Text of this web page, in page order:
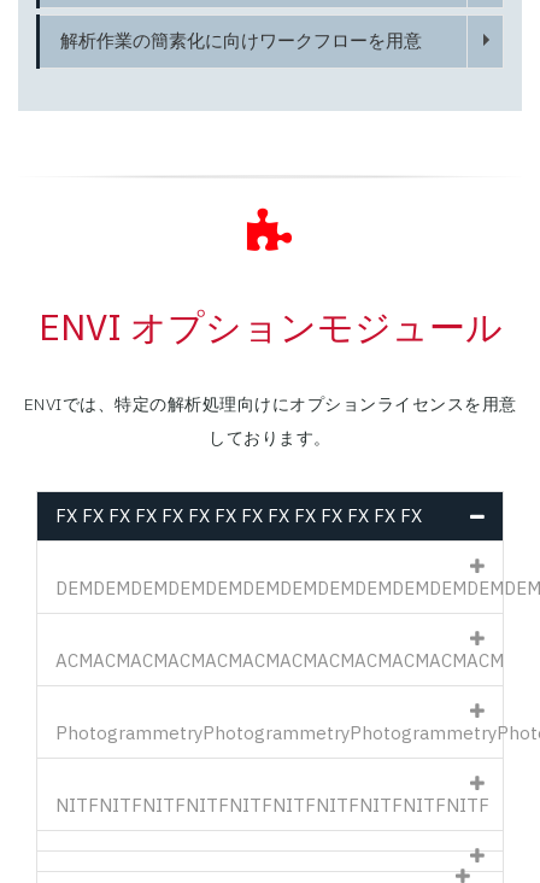
解析作業の簡素化に向けワークフローを用意
ENVI オプションモジュール
ENVIでは、特定の解析処理向けにオプションライセンスを用意
しております。
FX FX FX FX FX FX FX FX FX FX FX FX FX FX
DEMDEMDEMDEMDEMDEMDEMDEMDEMDEMDEMDEMDEM
ACMACMACMACMACMACMACMACMACMACMACMACM
PhotogrammetryPhotogrammetryPhotogrammetry
NITFNITFNITFNITFNITFNITFNITFNITFNITFNITF